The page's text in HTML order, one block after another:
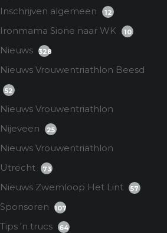
Inschrijven algemeen 12
Ironmama Sione naar WK 10
Nieuws 328
Nieuws Vrouwentriathlon Beesd
52
Nieuws Vrouwentriathlon
Nijeveen
25
Nieuws Vrouwentriathlon
Utrecht
73
Nieuws Zwemloop Het Lint 57
Sponsoren 107
Tips 'n trucs 64